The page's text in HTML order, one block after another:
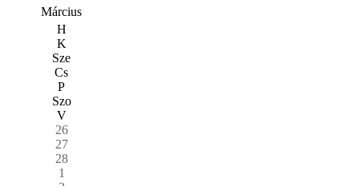
Március
H
K
Sze
Cs
P
Szo
V
26
27
28
1